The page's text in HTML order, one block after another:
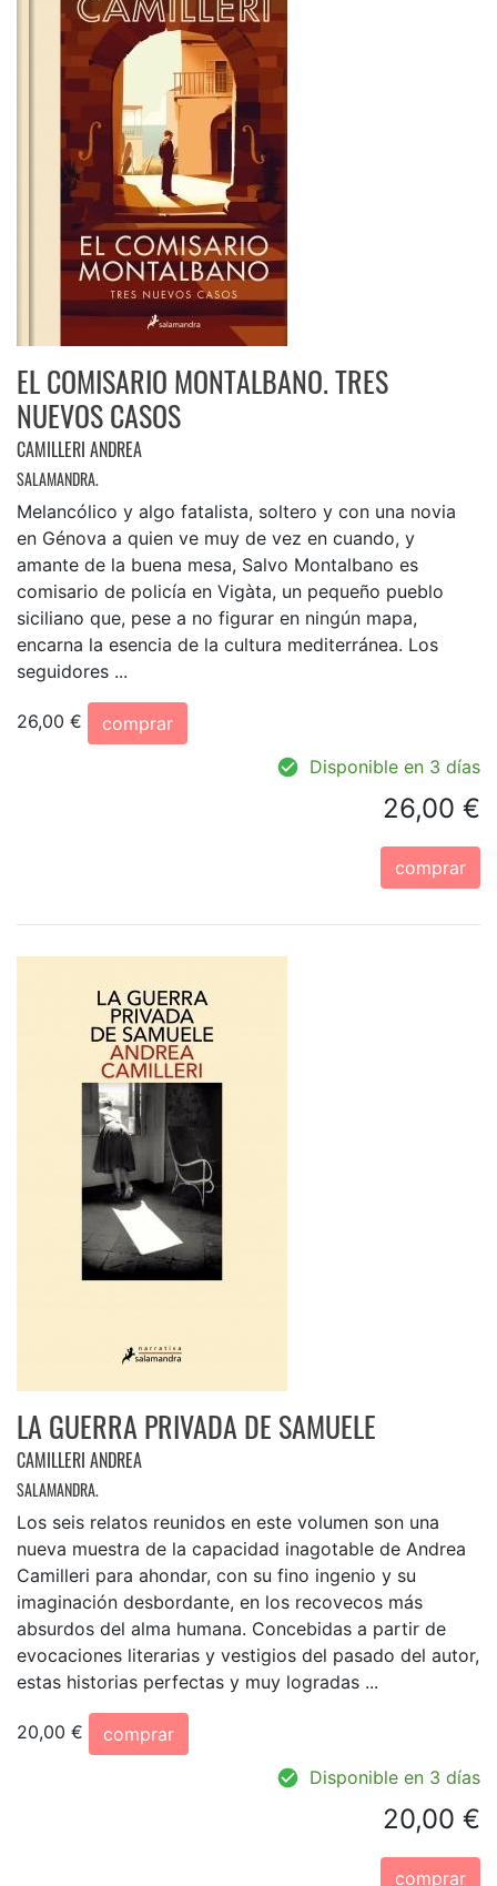
EL COMISARIO MONTALBANO. TRES
NUEVOS CASOS
CAMILLERI ANDREA
SALAMANDRA.
Melancólico y algo fatalista, soltero y con una novia
en Génova a quien ve muy de vez en cuando, y
amante de la buena mesa, Salvo Montalbano es
comisario de policía en Vigàta, un pequeño pueblo
siciliano que, pese a no figurar en ningún mapa,
encarna la esencia de la cultura mediterránea. Los
seguidores ...
26,00 €
comprar
Disponible en 3 días
26,00 €
comprar
LA GUERRA PRIVADA DE SAMUELE
CAMILLERI ANDREA
SALAMANDRA.
Los seis relatos reunidos en este volumen son una
nueva muestra de la capacidad inagotable de Andrea
Camilleri para ahondar, con su fino ingenio y su
imaginación desbordante, en los recovecos más
absurdos del alma humana. Concebidas a partir de
evocaciones literarias y vestigios del pasado del autor,
estas historias perfectas y muy logradas ...
20,00 €
comprar
Disponible en 3 días
20,00 €
comprar